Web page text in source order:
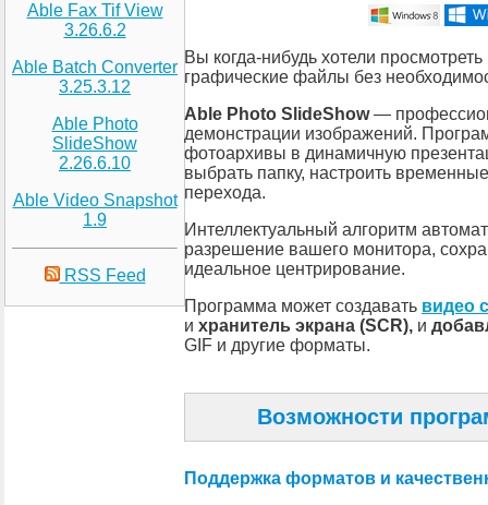
Able Fax Tif View
3.26.6.2
Able Batch Converter
3.25.3.12
Able Photo
SlideShow
2.26.6.10
Able Video Snapshot
1.9
RSS Feed
Вы когда-нибудь хотели
графические файлы без
Able Photo SlideShow—
демонстрации изображений.
фотоархивы в динамичную
выбрать папку, настроить
перехода.
Интеллектуальный алгоритм
разрешение вашего монитора,
идеальное центрирование.
Программа может создавать видео
и хранитель экрана (SCR), и
GIF и другие форматы.
Возможности
Поддержка форматов и